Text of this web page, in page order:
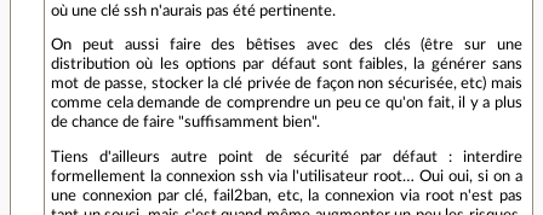
où une clé ssh n'aurais pas été pertinente.
On peut aussi faire des bêtises avec des clés (être sur une
distribution où les options par défaut sont faibles, la générer sans
mot de passe, stocker la clé privée de façon non sécurisée, etc) mais
comme cela demande de comprendre un peu ce qu'on fait, il y a plus
de chance de faire "suffisamment bien".
Tiens d'ailleurs autre point de sécurité par défaut : interdire
formellement la connexion ssh via l'utilisateur root… Oui oui, si on a
une connexion par clé, fail2ban, etc, la connexion via root n'est pas